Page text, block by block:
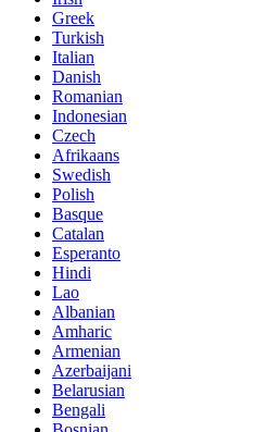
Greek
Turkish
Italian
Danish
Romanian
Indonesian
Czech
Afrikaans
Swedish
Polish
Basque
Catalan
Esperanto
Hindi
Lao
Albanian
Amharic
Armenian
Azerbaijani
Belarusian
Bengali